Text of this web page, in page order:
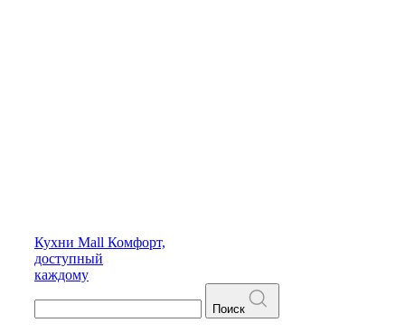
Кухни Mall Комфорт,
доступный
каждому
Поиск